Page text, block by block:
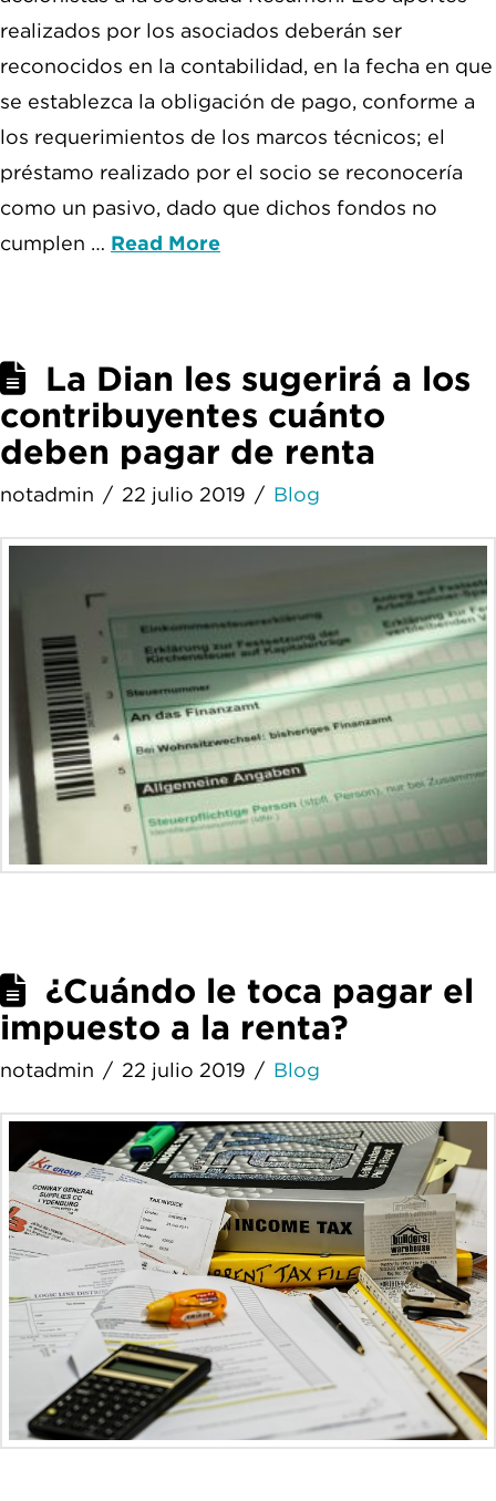
realizados por los asociados deberán ser
reconocidos en la contabilidad, en la fecha en que
se establezca la obligación de pago, conforme a
los requerimientos de los marcos técnicos; el
préstamo realizado por el socio se reconocería
como un pasivo, dado que dichos fondos no
cumplen … Read More
La Dian les sugerirá a los
contribuyentes cuánto
deben pagar de renta
notadmin 22 julio 2019 Blog
¿Cuándo le toca pagar el
impuesto a la renta?
notadmin 22 julio 2019 Blog